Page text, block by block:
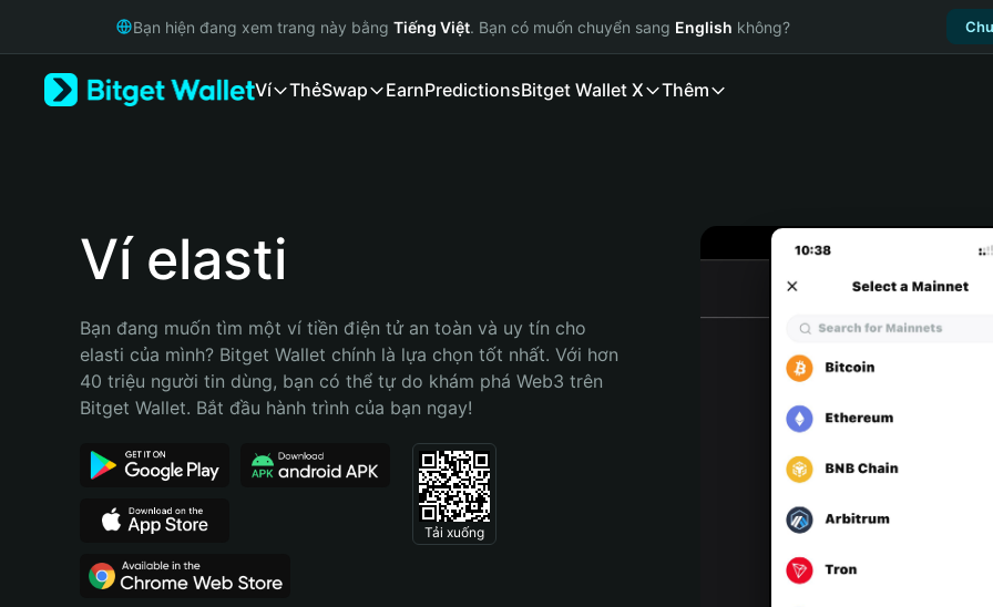
Русский
Bahasa Indonesia
Português (Brasil)
Bạn hiện đang xem trang này bằng Tiếng Việt. Bạn có muốn chuyển sang English không?
Ví ThẻSwap EarnPredictionsBitget Wallet X Thêm
Ví elasti
Bạn đang muốn tìm một ví tiền điện tử an toàn và uy tín cho
elasti của mình? Bitget Wallet chính là lựa chọn tốt nhất. Với hơn
40 triệu người tin dùng, bạn có thể tự do khám phá Web3 trên
Bitget Wallet. Bắt đầu hành trình của bạn ngay!
Tải xuống